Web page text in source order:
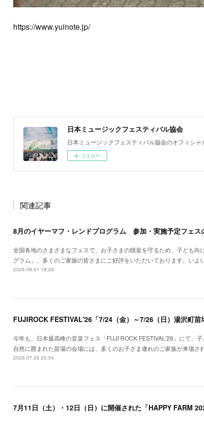
https://www.yuinote.jp/
日本ミュージックフェスティバル協会
日本ミュージックフェスティバル協会のオフィシャ
フォロー
関連記事
8月のイヤーマフ・レンドプログラム 参加・実施予定フェス
全国各地のさまざまなフェスで、お子さまの聴覚を守るため、子ども
グラム」。多くのご家族の皆さまにご好評をいただいております。い
2026.08.01 18:29
今年も、日本最高峰の音楽フェス「FUJI ROCK FESTIVAL'26」にて、
自然に囲まれた苗場の会場には、多くのお子さま連れのご家族が来場
2026.07.26 20:54